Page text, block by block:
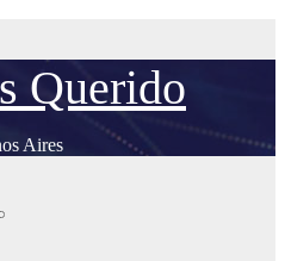
Querido
Aires